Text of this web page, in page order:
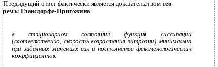
Предыдущий ответ фактически является доказательством тео-
ремы Глансдорфа-Пригожина:
в стационарном состоянии функция диссипации
(соответственно, скорость возрастания энтропии) минимальна
при заданных значениях сил и постоянстве феноменологических
коэффициентов.